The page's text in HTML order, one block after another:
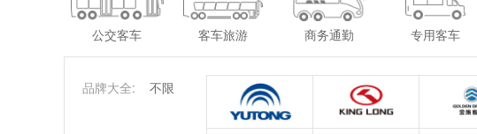
公交客车 客车旅游 商务通勤 专用客车
品牌大全: 不限